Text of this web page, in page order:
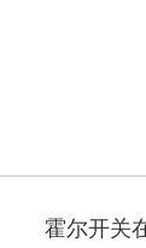
霍尔开关